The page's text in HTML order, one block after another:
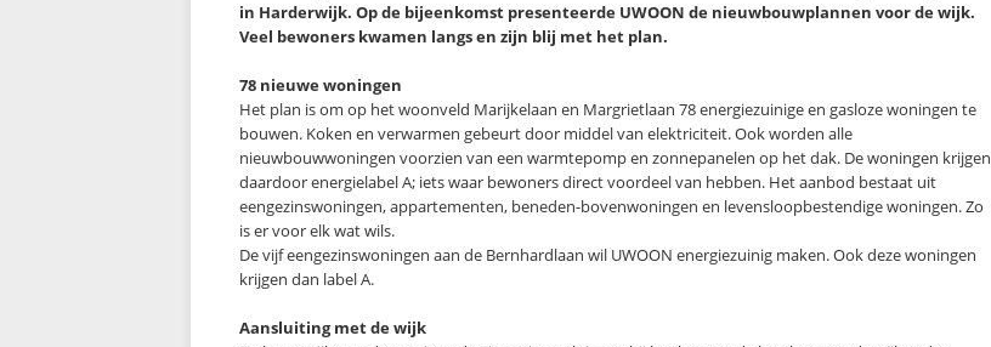
in Harderwijk. Op de bijeenkomst presenteerde UWOON de nieuwbouwplannen voor de wijk.
Veel bewoners kwamen langs en zijn blij met het plan.
78 nieuwe woningen
Het plan is om op het woonveld Marijkelaan en Margrietlaan 78 energiezuinige en gasloze woningen te
bouwen. Koken en verwarmen gebeurt door middel van elektriciteit. Ook worden alle
nieuwbouwwoningen voorzien van een warmtepomp en zonnepanelen op het dak. De woningen krijgen
daardoor energielabel A; iets waar bewoners direct voordeel van hebben. Het aanbod bestaat uit
eengezinswoningen, appartementen, beneden-bovenwoningen en levensloopbestendige woningen. Zo
is er voor elk wat wils.
De vijf eengezinswoningen aan de Bernhardlaan wil UWOON energiezuinig maken. Ook deze woningen
krijgen dan label A.
Aansluiting met de wijk